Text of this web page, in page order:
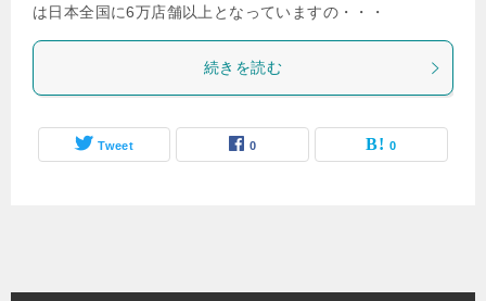
は日本全国に6万店舗以上となっていますの・・・
続きを読む
Tweet 0 0